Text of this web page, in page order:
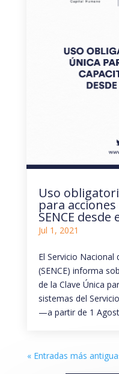
Uso
para
SENCE
Jul 1, 2021
El Servicio Nacional
(SENCE) informa
de la Clave Única
sistemas del
—a partir de 1
« Entradas más